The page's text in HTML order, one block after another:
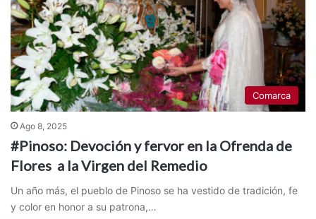
Comarca
Ago 8, 2025
#Pinoso: Devoción y fervor en la Ofrenda de
Flores a la Virgen del Remedio
Un año más, el pueblo de Pinoso se ha vestido de tradición, fe
y color en honor a su patrona,…